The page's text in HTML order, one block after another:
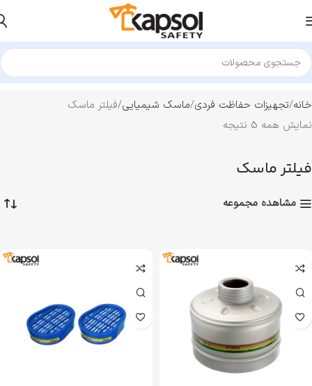
خانه تجهیزات حفاظت فردی ماسک شیمیایی فیلتر ماسک
نمایش همه 5 نتیجه
فیلتر ماسک
مشاهده مجموعه